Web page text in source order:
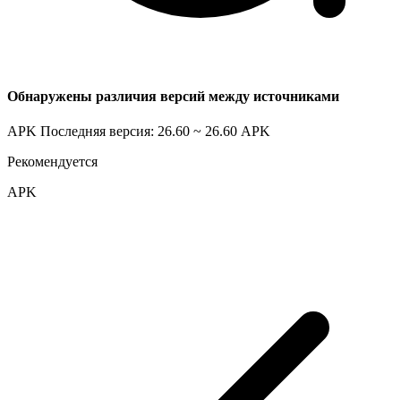
Обнаружены различия версий между источниками
APK Последняя версия: 26.60 ~ 26.60 APK
Рекомендуется
APK